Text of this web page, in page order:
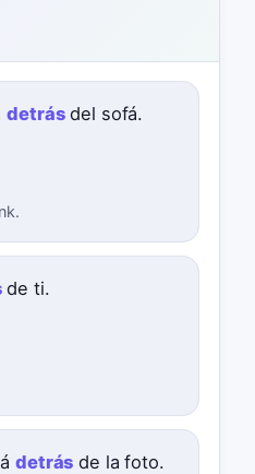
detrásdel sofá.
de ti.
detrás de la foto.